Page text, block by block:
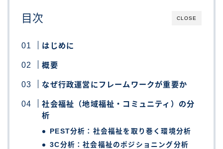
CLOSE
目次
はじめに
概要
なぜ行政運営にフレームワークが重要か
社会福祉（地域福祉・コミュニティ）の分
析
PEST分析：社会福祉を取り巻く環境分析
3C分析：社会福祉のポジショニング分析